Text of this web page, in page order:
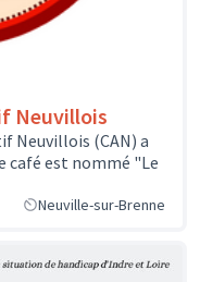
Neuvillois
Neuvillois (CAN) a
café est nommé "Le
Neuville-sur-Brenne